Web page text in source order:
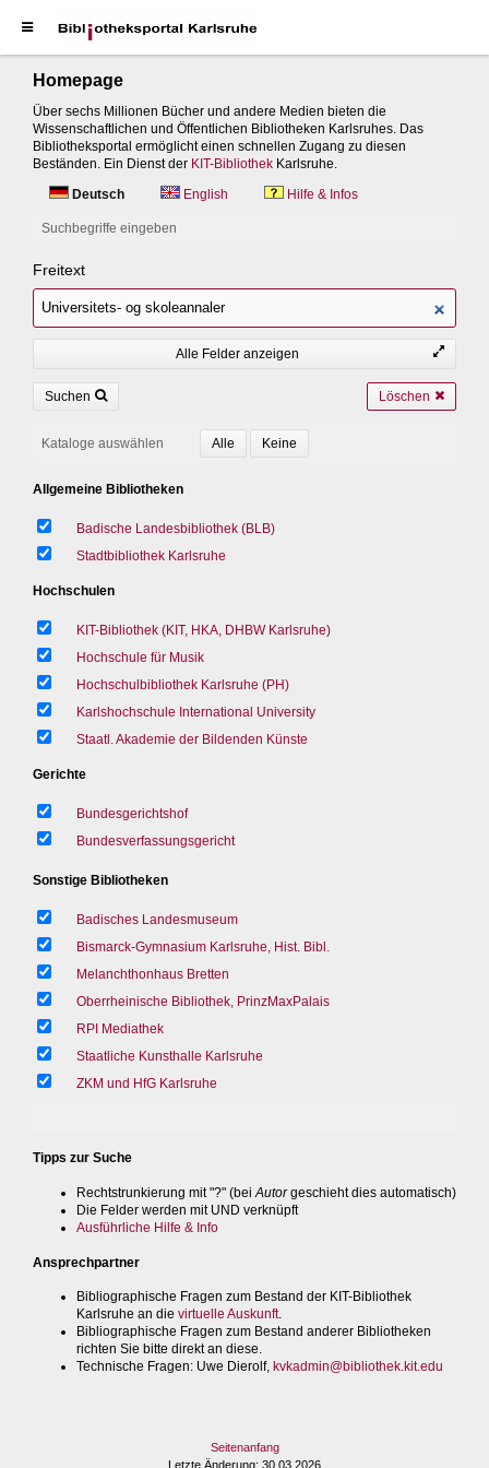
Homepage
Über sechs Millionen Bücher und andere Medien bieten die
Wissenschaftlichen und Öffentlichen Bibliotheken Karlsruhes. Das
Bibliotheksportal ermöglicht einen schnellen Zugang zu diesen
Beständen. Ein Dienst der KIT-Bibliothek Karlsruhe.
Deutsch
English Hilfe & Infos
Suchbegriffe eingeben
Freitext
Alle Felder anzeigen
Suchen Löschen
Kataloge auswählen
Allgemeine Bibliotheken
Badische Landesbibliothek (BLB)
Stadtbibliothek Karlsruhe
Hochschulen
KIT-Bibliothek (KIT, HKA, DHBW Karlsruhe)
Hochschule für Musik
Hochschulbibliothek Karlsruhe (PH)
Karlshochschule International University
Staatl. Akademie der Bildenden Künste
Gerichte
Bundesgerichtshof
Bundesverfassungsgericht
Sonstige Bibliotheken
Badisches Landesmuseum
Bismarck-Gymnasium Karlsruhe, Hist. Bibl.
Melanchthonhaus Bretten
Oberrheinische Bibliothek, PrinzMaxPalais
RPI Mediathek
Staatliche Kunsthalle Karlsruhe
ZKM und HfG Karlsruhe
Tipps zur Suche
Rechtstrunkierung mit "?" (bei Autorgeschieht dies automatisch)
Die Felder werden mit UND verknüpft
Ausführliche Hilfe & Info
Ansprechpartner
Bibliographische Fragen zum Bestand der KIT-Bibliothek
Karlsruhe an die virtuelle Auskunft.
Bibliographische Fragen zum Bestand anderer Bibliotheken
richten Sie bitte direkt an diese.
Technische Fragen: Uwe Dierolf, kvkadmin@bibliothek.kit.edu
Seitenanfang
Letzte Änderung: 30.03.2026